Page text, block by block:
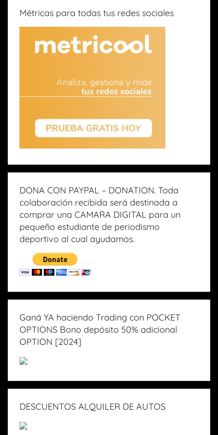
Métricas para todas tus redes sociales
DONA CON PAYPAL – DONATION. Toda
colaboración recibida será destinada a
comprar una CAMARA DIGITAL para un
pequeño estudiante de periodismo
deportivo al cual ayudamos.
Ganá YA haciendo Trading con POCKET
OPTIONS Bono depósito 50% adicional
OPTION [2024]
DESCUENTOS ALQUILER DE AUTOS